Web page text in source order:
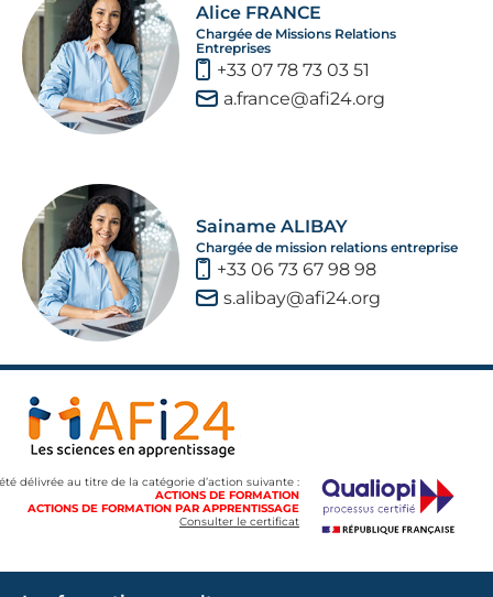
Alice FRANCE
Chargée de Missions Relations
Entreprises
+33 07 78 73 03 51
a.france@afi24.org
Sainame ALIBAY
Chargée de mission relations entreprise
+33 06 73 67 98 98
s.alibay@afi24.org
délivrée au titre de la catégorie d’action suivante :
ACTIONS DE FORMATION
ACTIONS DE FORMATION PAR APPRENTISSAGE
Consulter le certificat